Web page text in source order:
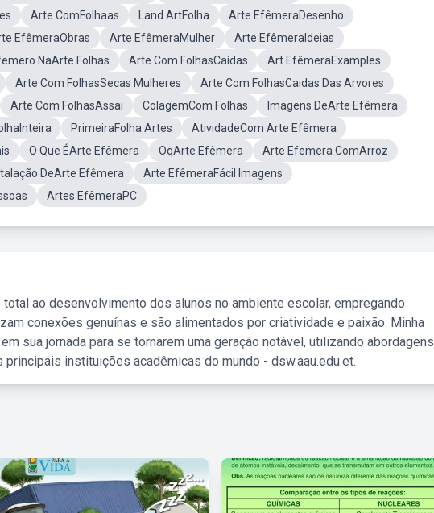
Arte ComFolhaas Land ArtFolha
Arte EfêmeraDesenho
EfêmeraObras Arte EfêmeraMulher
Arte EfêmeraIdeias
NaArte Folhas Arte Com FolhasCaídas
Art EfêmeraExamples
Arte Com FolhasSecas Mulheres
Arte Com FolhasCaidas Das Arvores
Arte Com FolhasAssai ColagemCom Folhas
Imagens DeArte Efêmera
PrimeiraFolha Artes
AtividadeCom Arte Efêmera
O Que ÉArte Efêmera OqArte Efêmera
Arte Efemera ComArroz
DeArte Efêmera
Arte EfêmeraFácil Imagens
Artes EfêmeraPC
total ao desenvolvimento dos alunos no ambiente escolar, empregando
conexões genuínas e são alimentados por criatividade e paixão. Minha
sua jornada para se tornarem uma geração notável, utilizando abordagens
instituições acadêmicas do mundo - dsw.aau.edu.et.